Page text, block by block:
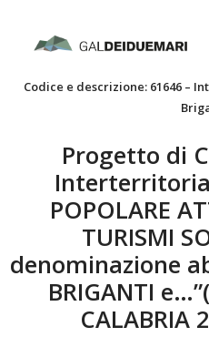
Codice e descrizione: 61646 –
Progetto di
POPOLARE
TURISMI
denominazione
BRIGANTI
CALABRIA